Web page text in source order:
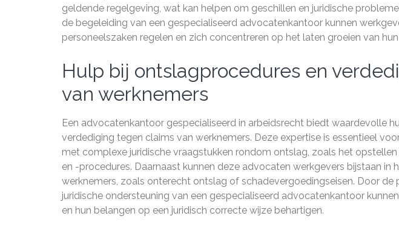
geldende regelgeving, wat kan helpen om geschillen en juridische
de begeleiding van een gespecialiseerd advocatenkantoor kunnen
personeelszaken regelen en zich concentreren op het laten groeien van
Hulp bij ontslagprocedures en
van werknemers
Een advocatenkantoor gespecialiseerd in arbeidsrecht biedt waardevolle
verdediging tegen claims van werknemers. Deze expertise is essentieel
met complexe juridische vraagstukken rondom ontslag, zoals het
en -procedures. Daarnaast kunnen deze advocaten werkgevers bijstaan in
werknemers, zoals onterecht ontslag of schadevergoedingseisen. Door de
juridische ondersteuning van een gespecialiseerd advocatenkantoor
en hun belangen op een juridisch correcte wijze behartigen.